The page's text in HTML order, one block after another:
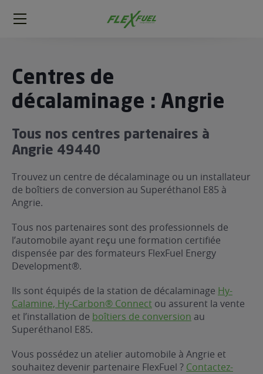
FlexFuel
Méga
?
gratuit
du carburant avec
?
garagiste
Centres de
décalaminage : Angrie
Tous nos centres partenaires à
Angrie 49440
Trouvez un centre de décalaminage ou un installateur
de boîtiers de conversion au Superéthanol E85 à
Angrie.
Tous nos partenaires sont des professionnels de
l’automobile ayant reçu une formation certifiée
dispensée par des formateurs FlexFuel Energy
Development®.
Ils sont équipés de la station de décalaminage Hy-
Calamine, Hy-Carbon® Connect ou assurent la vente
et l’installation de boîtiers de conversion au
Superéthanol E85.
Vous possédez un atelier automobile à Angrie et
souhaitez devenir partenaire FlexFuel ? Contactez-